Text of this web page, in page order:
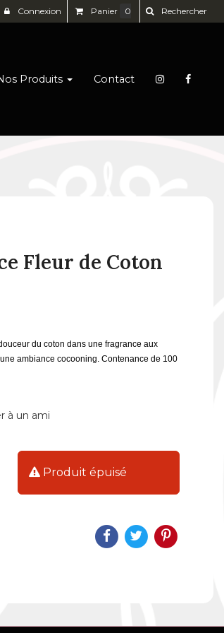
Produits Contact
Fleur de Coton
du coton dans une fragrance aux
ambiance cocooning. Contenance de 100
à un ami
Produit épuisé
Connexion Panier 0 Rechercher